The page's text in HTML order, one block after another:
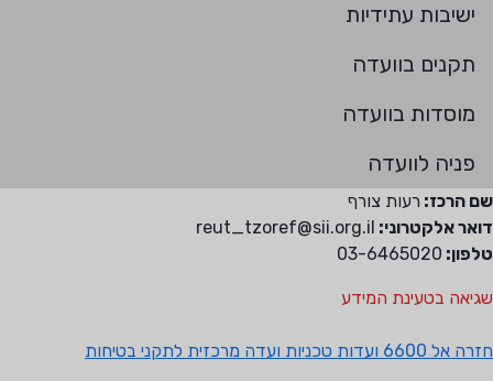
ישיבות עתידיות
תקנים בוועדה
מוסדות בוועדה
פניה לוועדה
שם הרכז: רעות צורף
דואר אלקטרוני: reut_tzoref@sii.org.il
טלפון: 03-6465020
שגיאה בטעינת המידע
חזרה אל 6600 ועדות טכניות ועדה מרכזית לתקני בטיחות